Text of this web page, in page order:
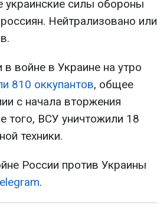
украинские силы обороны
Нейтрализовано или
войне в Украине на утро
810 оккупантов, общее
с начала вторжения
того, ВСУ уничтожили 18
техники.
России против Украины
.